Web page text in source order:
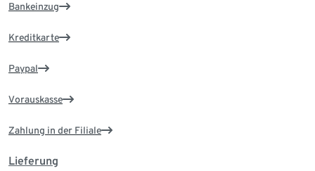
Bankeinzug
Kreditkarte
Paypal
Vorauskasse
Zahlung in der Filiale
Lieferung